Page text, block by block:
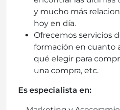
y mucho más
hoy en día.
Ofrecemos servicios
formación en cuanto
qué elegir para
una compra, etc.
Es especialista en: